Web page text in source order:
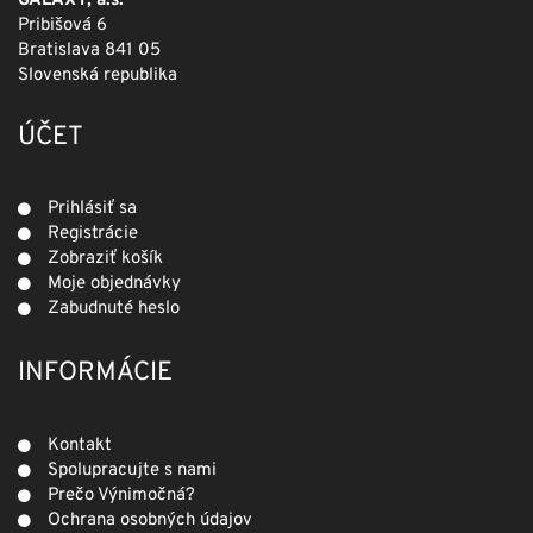
Pribišová 6
Bratislava 841 05
Slovenská republika
ÚČET
Prihlásiť sa
Registrácie
Zobraziť košík
Moje objednávky
Zabudnuté heslo
INFORMÁCIE
Kontakt
Spolupracujte s nami
Prečo Výnimočná?
Ochrana osobných údajov